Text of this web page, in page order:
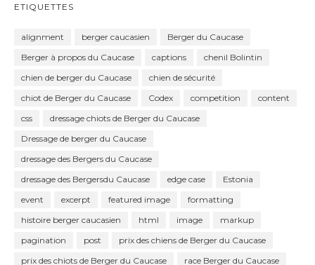
ETIQUETTES
alignment berger caucasien
Berger du Caucase
Berger à propos du Caucase
captions
chenil Bolintin
chien de berger du Caucase
chien de sécurité
chiot de Berger du Caucase
Codex competition
content
css
dressage chiots de Berger du Caucase
Dressage de berger du Caucase
dressage des Bergers du Caucase
dressage des Bergersdu Caucase
edge case
Estonia
event
excerpt featured image
formatting
histoire berger caucasien
html image
markup
pagination
post
prix des chiens de Berger du Caucase
prix des chiots de Berger du Caucase
race Berger du Caucase